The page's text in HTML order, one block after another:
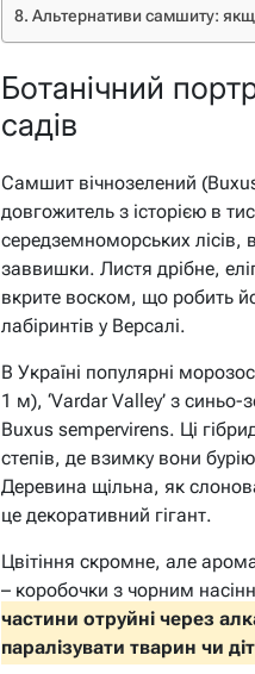
Альтернативи самшиту:
Ботанічний
садів
Самшит вічнозелений
довгожитель з історією в
середземноморських лісів,
заввишки. Листя дрібне,
вкрите воском, що робить
лабіринтів у Версалі.
В Україні популярні
1 м), ‘Vardar Valley’ з
Buxus sempervirens. Ці
степів, де взимку вони
Деревина щільна, як
це декоративний гігант.
Цвітіння скромне, але
– коробочки з чорним
частини отруйні через
паралізувати тварин чи